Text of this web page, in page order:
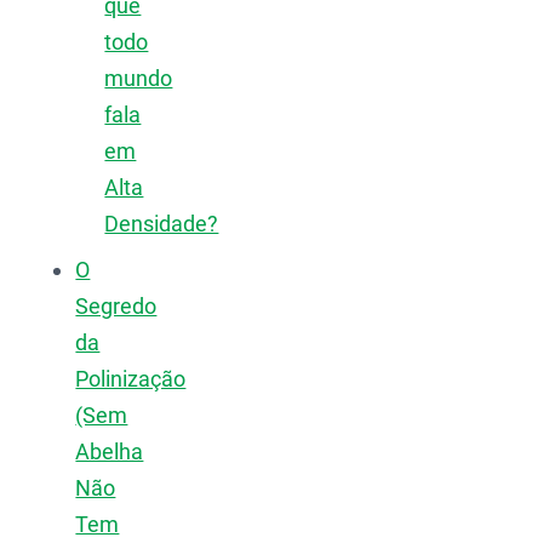
que
todo
mundo
fala
em
Alta
Densidade?
O
Segredo
da
Polinização
(Sem
Abelha
Não
Tem